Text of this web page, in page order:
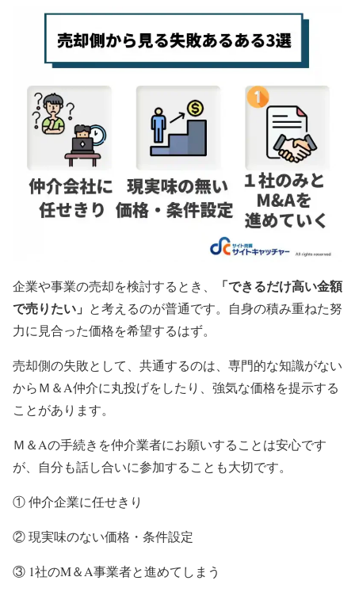
企業や事業の売却を検討するとき、
「できるだけ高い金額
で売りたい」 と考えるのが普通です。自身の積み重ねた努
力に見合った価格を希望するはず。
売却側の失敗として、共通するのは、専門的な知識がない
からＭ＆A仲介に丸投げをしたり、強気な価格を提示する
ことがあります。
Ｍ＆Aの手続きを仲介業者にお願いすることは安心です
が、自分も話し合いに参加することも大切です。
① 仲介企業に任せきり
② 現実味のない価格・条件設定
③ 1社のM＆A事業者と進めてしまう